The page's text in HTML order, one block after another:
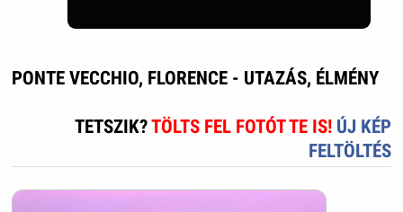
PONTE VECCHIO, FLORENCE - UTAZÁS, ÉLMÉNY
TETSZIK?TÖLTS FEL FOTÓT TE IS! ÚJ KÉP
FELTÖLTÉS